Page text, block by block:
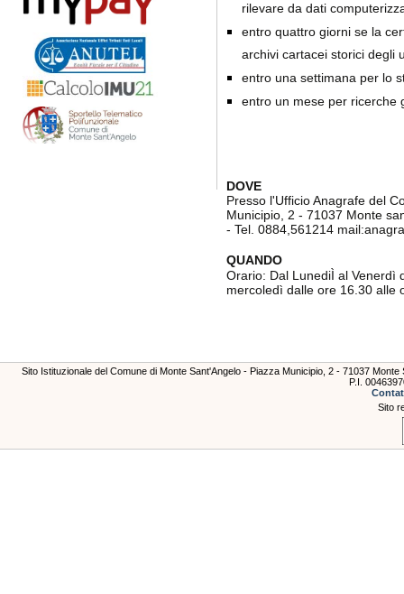
rilevare da dati
entro quattro giorni se la
archivi cartacei storici degli
entro una settimana per lo
entro un mese per ricerche
DOVE
Presso l'Ufficio Anagrafe del
Municipio, 2 - 71037 Monte
- Tel. 0884,561214
QUANDO
Orario: Dal LunediÌ al Venerdì
mercoledì dalle ore 16.30 alle
Sito Istituzionale del Comune di Monte Sant'Angelo - Piazza Municipio, 2 - 71037
P.I.
Sito